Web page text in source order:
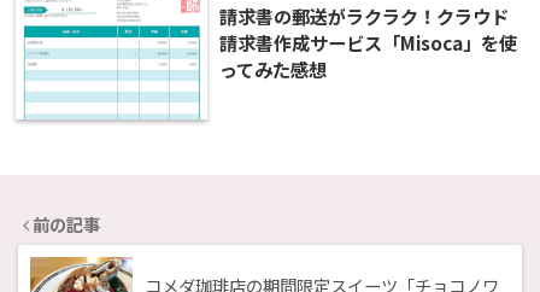
請求書の郵送がラクラク！クラウド
請求書作成サービス「Misoca」を使
ってみた感想
前の記事
コメダ珈琲店の期間限定スイーツ「チョコノワ